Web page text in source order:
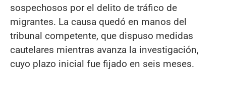
sospechosos por el delito de tráfico de
migrantes. La causa quedó en manos del
tribunal competente, que dispuso medidas
cautelares mientras avanza la investigación,
cuyo plazo inicial fue fijado en seis meses.